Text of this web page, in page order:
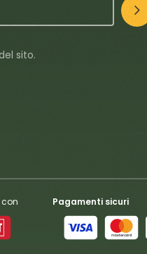
sito.
con Pagamenti sicuri